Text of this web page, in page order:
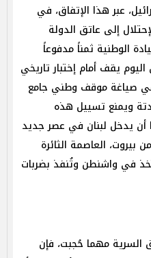
عبر هذا الإتفاق، في
إلى عاتق الدولة
الوطنية ثمناً مدفوعاً
يقف أمام إختبار تاريخي
في صياغة موقف وطني جامع
ويمنع تسييل هذه
أن يدخل لبنان في عصر جديد
بيروت، العاصمة الثائرة
في واشنطن وتُنفذ بضربات
السرية مهما حُجبت، فإن